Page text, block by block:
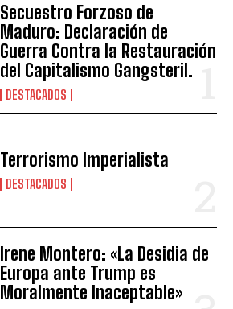
Secuestro Forzoso de
Maduro: Declaración de
Guerra Contra la Restauración
del Capitalismo Gangsteril.
DESTACADOS
Terrorismo Imperialista
DESTACADOS
Irene Montero: «La Desidia de
Europa ante Trump es
Moralmente Inaceptable»